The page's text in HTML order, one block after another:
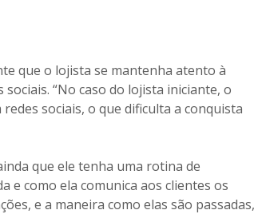
que o lojista se mantenha atento à
“No caso do lojista iniciante, o
sociais, o que dificulta a conquista
que ele tenha uma rotina de
e como ela comunica aos clientes os
e a maneira como elas são passadas,